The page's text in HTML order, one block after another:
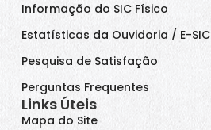
Informação do SIC Físico
Estatísticas da Ouvidoria / E-SIC
Pesquisa de Satisfação
Perguntas Frequentes
Links Úteis
Mapa do Site